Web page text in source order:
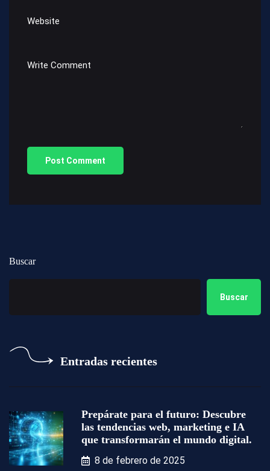
Buscar
Buscar
Entradas recientes
Prepárate para el futuro: Descubre
las tendencias web, marketing e IA
que transformarán el mundo digital.
8 de febrero de 2025